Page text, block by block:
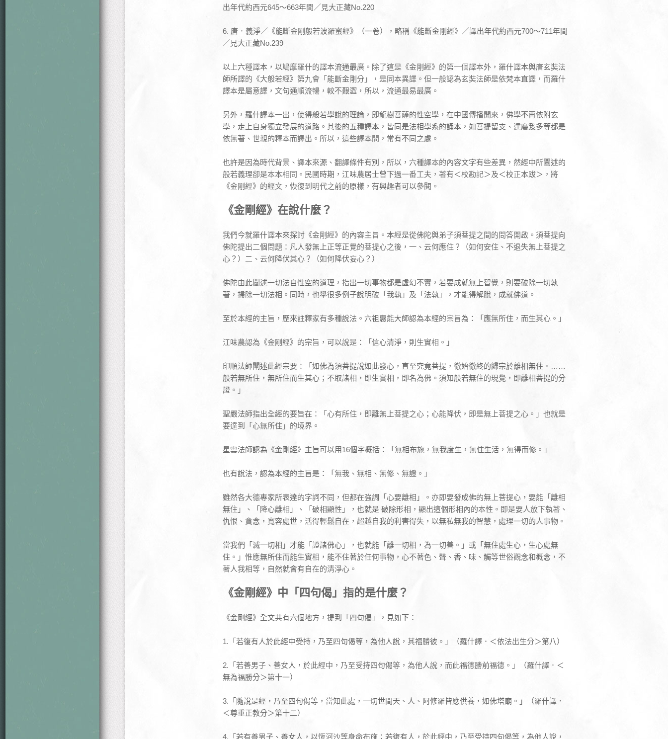
出年代約西元645～663年間／見大正藏No.220
6. 唐．義淨／《能斷金剛般若波羅蜜經》（一卷），略稱《能斷金剛經》／譯出年代約西元700～711年間
／見大正藏No.239
以上六種譯本，以鳩摩羅什的譯本流通最廣。除了這是《金剛經》的第一個譯本外，羅什譯本與唐玄奘法
師所譯的《大般若經》第九會「能斷金剛分」，是同本異譯。但一般認為玄奘法師是依梵本直譯，而羅什
譯本是屬意譯，文句通順流暢，較不艱澀，所以，流通最易最廣。
另外，羅什譯本一出，使得般若學說的理論，即龍樹菩薩的性空學，在中國傳播開來，佛學不再依附玄
學，走上自身獨立發展的道路。其後的五種譯本，皆同是法相學系的誦本，如菩提留支、達磨笈多等都是
依無著、世親的釋本而譯出。所以，這些譯本間，常有不同之處。
也許是因為時代背景、譯本來源、翻譯條件有別，所以，六種譯本的內容文字有些差異，然經中所闡述的
般若義理卻是本本相同。民國時期，江味農居士曾下過一番工夫，著有＜校勘記＞及＜校正本跋＞，將
《金剛經》的經文，恢復到明代之前的原樣，有興趣者可以參閱。
《金剛經》在說什麼？
我們今就羅什譯本來探討《金剛經》的內容主旨。本經是從佛陀與弟子須菩提之間的問答開啟。須菩提向
佛陀提出二個問題：凡人發無上正等正覺的菩提心之後，一、云何應住？（如何安住、不退失無上菩提之
心？）二、云何降伏其心？（如何降伏妄心？）
佛陀由此闡述一切法自性空的道理，指出一切事物都是虛幻不實，若要成就無上智覺，則要破除一切執
著，掃除一切法相。同時，也舉很多例子說明破「我執」及「法執」，才能得解脫，成就佛道。
至於本經的主旨，歷來註釋家有多種說法。六祖惠能大師認為本經的宗旨為：「應無所住，而生其心。」
江味農認為《金剛經》的宗旨，可以說是：「信心清淨，則生實相。」
印順法師闡述此經宗要：「如佛為須菩提說如此發心，直至究竟菩提，徹始徹終的歸宗於離相無住。……
般若無所住，無所住而生其心；不取諸相，即生實相，即名為佛。須知般若無住的現覺，即離相菩提的分
證。」
聖嚴法師指出全經的要旨在：「心有所住，即離無上菩提之心；心能降伏，即是無上菩提之心。」也就是
要達到「心無所住」的境界。
星雲法師認為《金剛經》主旨可以用16個字概括：「無相布施，無我度生，無住生活，無得而修。」
也有說法，認為本經的主旨是：「無我、無相、無修、無證。」
雖然各大德專家所表達的字詞不同，但都在強調「心要離相」。亦即要發成佛的無上菩提心，要能「離相
無住」、「降心離相」、「破相顯性」，也就是 破除形相，顯出這個形相內的本性。即是要人放下執著、
仇恨、貪念，寬容處世，活得輕鬆自在，超越自我的利害得失，以無私無我的智慧，處理一切的人事物。
當我們「滅一切相」才能「證諸佛心」，也就能「離一切相，為一切善。」或「無住處生心，生心處無
住。」惟應無所住而能生實相，能不住著於任何事物，心不著色、聲、香、味、觸等世俗觀念和概念，不
著人我相等，自然就會有自在的清淨心。
《金剛經》中「四句偈」指的是什麼？
《金剛經》全文共有六個地方，提到「四句偈」，見如下：
1.「若復有人於此經中受持，乃至四句偈等，為他人說，其福勝彼。」（羅什譯．＜依法出生分＞第八）
2.「若善男子、善女人，於此經中，乃至受持四句偈等，為他人說，而此福德勝前福德。」（羅什譯．＜
無為福勝分＞第十一）
3.「隨說是經，乃至四句偈等，當知此處，一切世間天、人、阿修羅皆應供養，如佛塔廟。」（羅什譯．
＜尊重正教分＞第十二）
4.「若有善男子、善女人，以恆河沙等身命布施；若復有人，於此經中，乃至受持四句偈等，為他人說，